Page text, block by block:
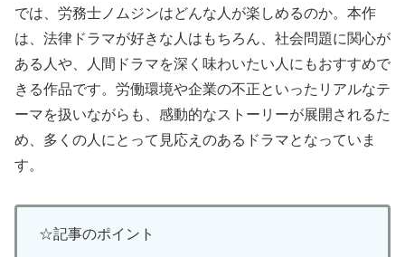
では、労務士ノムジンはどんな人が楽しめるのか。本作
は、法律ドラマが好きな人はもちろん、社会問題に関心が
ある人や、人間ドラマを深く味わいたい人にもおすすめで
きる作品です。労働環境や企業の不正といったリアルなテ
ーマを扱いながらも、感動的なストーリーが展開されるた
め、多くの人にとって見応えのあるドラマとなっていま
す。
☆記事のポイント